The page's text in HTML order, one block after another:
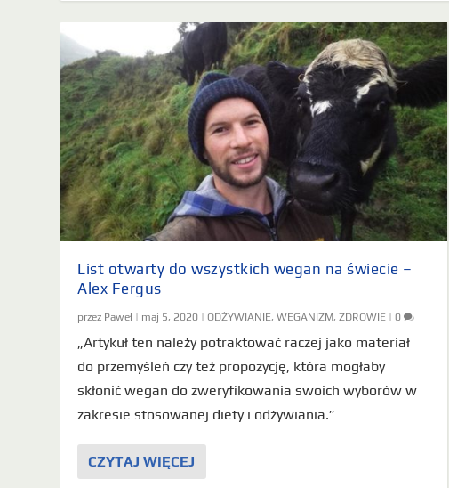
List otwarty do wszystkich wegan na świecie –
Alex Fergus
przez Paweł | maj 5, 2020 |ODŻYWIANIE,WEGANIZM,ZDROWIE |0
„Artykuł ten należy potraktować raczej jako materiał
do przemyśleń czy też propozycję, która mogłaby
skłonić wegan do zweryfikowania swoich wyborów w
zakresie stosowanej diety i odżywiania.”
CZYTAJ WIĘCEJ